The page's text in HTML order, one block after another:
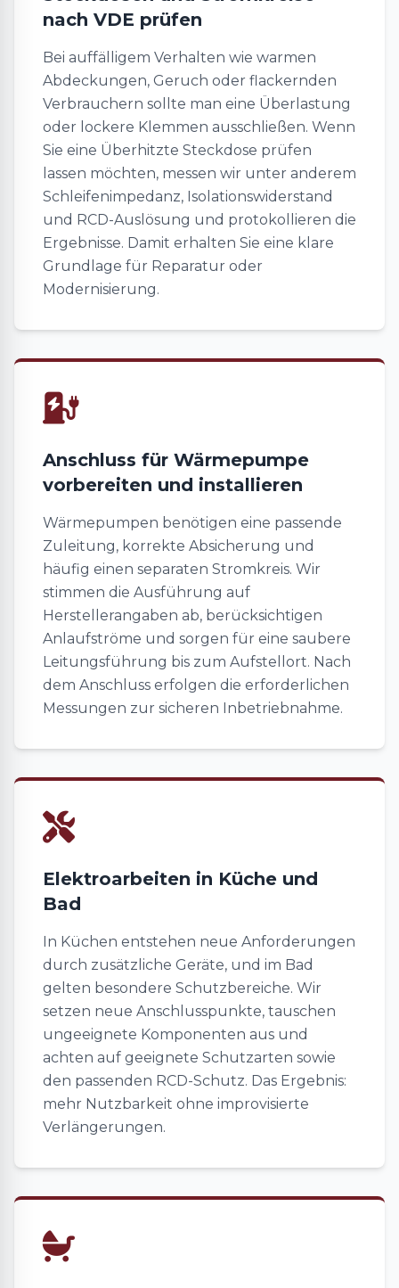
nach VDE prüfen
Bei auffälligem Verhalten wie warmen
Abdeckungen, Geruch oder flackernden
Verbrauchern sollte man eine Überlastung
oder lockere Klemmen ausschließen. Wenn
Sie eine Überhitzte Steckdose prüfen
lassen möchten, messen wir unter anderem
Schleifenimpedanz, Isolationswiderstand
und RCD-Auslösung und protokollieren die
Ergebnisse. Damit erhalten Sie eine klare
Grundlage für Reparatur oder
Modernisierung.
Anschluss für Wärmepumpe
vorbereiten und installieren
Wärmepumpen benötigen eine passende
Zuleitung, korrekte Absicherung und
häufig einen separaten Stromkreis. Wir
stimmen die Ausführung auf
Herstellerangaben ab, berücksichtigen
Anlaufströme und sorgen für eine saubere
Leitungsführung bis zum Aufstellort. Nach
dem Anschluss erfolgen die erforderlichen
Messungen zur sicheren Inbetriebnahme.
Elektroarbeiten in Küche und
Bad
In Küchen entstehen neue Anforderungen
durch zusätzliche Geräte, und im Bad
gelten besondere Schutzbereiche. Wir
setzen neue Anschlusspunkte, tauschen
ungeeignete Komponenten aus und
achten auf geeignete Schutzarten sowie
den passenden RCD-Schutz. Das Ergebnis:
mehr Nutzbarkeit ohne improvisierte
Verlängerungen.